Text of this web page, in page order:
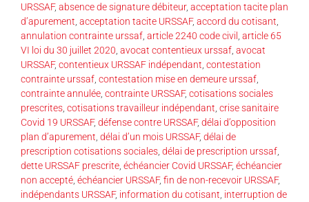
URSSAF, absence de signature débiteur, acceptation tacite plan
d’apurement acceptation tacite URSSAF, accord du cotisant
annulation contrainte urssaf article 2240 code civil article 65
VI loi du 30 juillet 2020 avocat contentieux urssaf avocat
URSSAF, contentieux URSSAF indépendant contestation
contrainte urssaf contestation mise en demeure urssaf
contrainte annulée contrainte URSSAF, cotisations sociales
prescrites cotisations travailleur indépendant crise sanitaire
Covid 19 URSSAF, défense contre URSSAF, délai d’opposition
plan d’apurement délai d’un mois URSSAF, délai de
prescription cotisations sociales délai de prescription urssaf
dette URSSAF prescrite échéancier Covid URSSAF, échéancier
non accepté échéancier URSSAF, fin de non-recevoir URSSAF,
indépendants URSSAF, information du cotisant interruption de